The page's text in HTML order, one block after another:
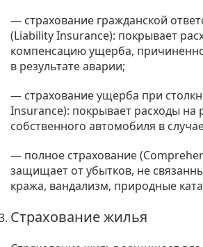
— страхование гражданской
(Liability Insurance): покрывает
компенсацию ущерба,
в результате аварии;
— страхование ущерба при
Insurance): покрывает расходы на
собственного автомобиля в
— полное страхование
защищает от убытков, не
кража, вандализм, природные
Страхование жилья